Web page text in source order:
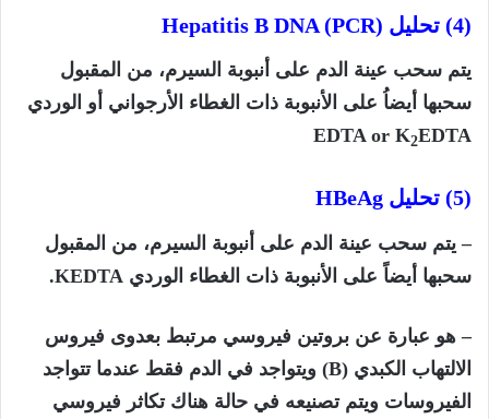
(4) تحليل ( Hepatitis B DNA (PCR
يتم سحب عينة الدم على أنبوبة السيرم، من المقبول
سحبها أيضاُ على الأنبوبة ذات الغطاء الأرجواني أو الوردي
EDTA or K2EDTA
(5) تحليل HBeAg
– يتم سحب عينة الدم على أنبوبة السيرم، من المقبول
سحبها أيضاً على الأنبوبة ذات الغطاء الوردي KEDTA
.
– هو عبارة عن بروتين فيروسي مرتبط بعدوى فيروس
الالتهاب الكبدي (B) ويتواجد في الدم فقط عندما تتواجد
الفيروسات ويتم تصنيعه في حالة هناك تكاثر فيروسي